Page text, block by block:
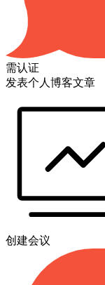
需认证
发表个人博客文章
创建会议